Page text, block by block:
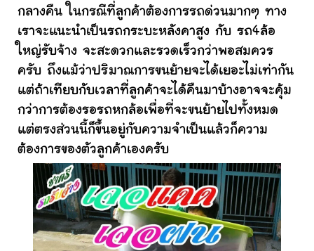
กลางคืน ในกรณีที่ลูกค้าต้องการรถด่วนมากๆ ทาง
เราจะแนะนำเป็นรถกระบะหลังคาสูง กับ รถ4ล้อ
ใหญ่รับจ้าง จะสะดวกและรวดเร็วกว่าพอสมควร
ครับ ถึงแม้ว่าปริมาณการขนย้ายจะได้เยอะไม่เท่ากัน
แต่ถ้าเทียบกับเวลาที่ลูกค้าจะได้คืนมาบ้างอาจจะคุ้ม
กว่าการต้องรอรถหกล้อเพื่อที่จะขนย้ายไปทั้งหมด
แต่ตรงส่วนนี้ก็ขึ้นอยู่กับความจำเป็นแล้วก็ความ
ต้องการของตัวลูกค้าเองครับ